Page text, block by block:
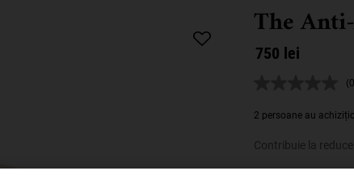
The
750 lei
2 persoane au
Contribuie la